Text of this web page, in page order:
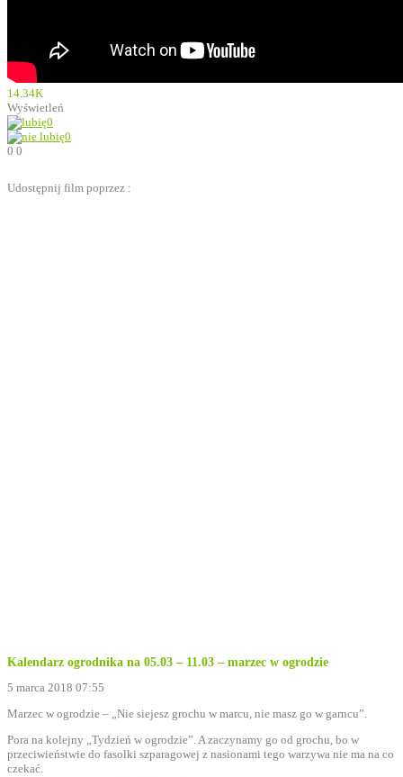
14.34K
Wyświetleń
0
0
0 0
Udostępnij film poprzez :
Kalendarz ogrodnika na 05.03 – 11.03 – marzec w ogrodzie
5 marca 2018 07:55
Marzec w ogrodzie – „Nie siejesz grochu w marcu, nie masz go w garncu”.
Pora na kolejny „Tydzień w ogrodzie”. A zaczynamy go od grochu, bo w
przeciwieństwie do fasolki szparagowej z nasionami tego warzywa nie ma na co
czekać.